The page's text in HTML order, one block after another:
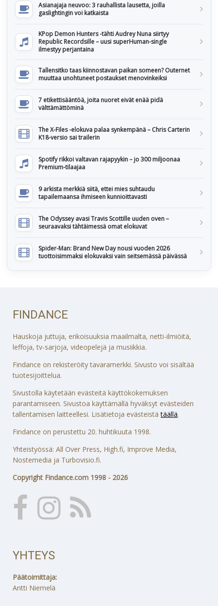
Asianajaja neuvoo: 3 rauhallista lausetta, joilla
gaslightingin voi katkaista
KPop Demon Hunters -tähti Audrey Nuna siirtyy
Republic Recordsille – uusi superHuman-single
ilmestyy perjantaina
Tallensitko taas kiinnostavan paikan someen? Outernet
muuttaa unohtuneet postaukset menovinkeiksi
7 etikettisääntöä, joita nuoret eivät enää pidä
välttämättöminä
The X-Files -elokuva palaa synkempänä – Chris Carterin
K18-versio sai trailerin
Spotify rikkoi valtavan rajapyykin – jo 300 miljoonaa
Premium-tilaajaa
9 arkista merkkiä siitä, ettei mies suhtaudu
tapailemaansa ihmiseen kunnioittavasti
The Odyssey avasi Travis Scottille uuden oven –
seuraavaksi tähtäimessä omat elokuvat
Spider-Man: Brand New Day nousi vuoden 2026
tuottoisimmaksi elokuvaksi vain seitsemässä päivässä
FINDANCE
Hauskoja juttuja, erikoisuuksia maailmalta, netti-ilmiöitä,
leffoja, tv-sarjoja, videopelejä ja musiikkia.
Findance on rekisteröity tavaramerkki. Sivusto voi sisältää
tuotesijoittelua.
Sivustolla käytetään evästeitä käyttökokemuksen
parantamiseen. Sivustoa käyttämällä hyväksyt evästeiden
tallentamisen laitteellesi. Lisätietoja evästeistätäällä.
Findance on perustettu 20. huhtikuuta 1998.
Yhteistyössä: All Over Press, High.fi, Improve Media,
Nostemedia ja Turbovisio.fi.
Copyright Findance.com 1998 - 2026
YHTEYS
Päätoimittaja:
Antti Niemelä